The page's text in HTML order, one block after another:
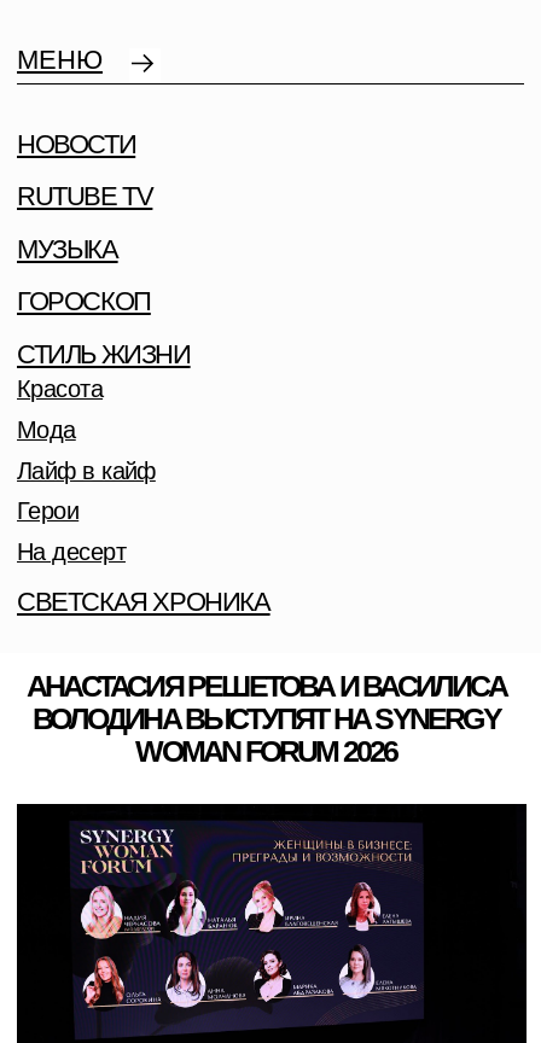
RUTUBE TV
СТИЛЬ ЖИЗНИ
Мода
Герои
На десерт
CВЕТСКАЯ ХРОНИКА
ГОРОСКОП
АНАСТАСИЯ РЕШЕТОВА И ВАСИЛИСА
ВОЛОДИНА ВЫСТУПЯТ НА SYNERGY
ШКОЛА БИЗНЕСА «СИНЕРГИЯ» ПРОВЕДЁТ
SYNERGY WOMAN FORUM 2026 — МАСШТАБНОЕ
СОБЫТИЕ ДЛЯ ЖЕНЩИН, СТРЕМЯЩИХСЯ К
ПРОФЕССИОНАЛЬНОМУ РАЗВИТИЮ, ГАРМОНИИ В
ЖИЗНИ И ПОИСКУ НОВЫХ ВОЗМОЖНОСТЕЙ.
МЕРОПРИЯТИЕ ПРОЙДЕТ 30 ИЮНЯ В ОТЕЛЕ
SOLUXE. ОЖИДАЕТСЯ БОЛЕЕ 500 УЧАСТНИЦ, 35
ЭКСПОНЕНТОВ И СВЫШЕ 40 СПИКЕРОВ. ЦЕЛЬ
МЕРОПРИЯТИЯ — ДАТЬ ЖЕНЩИНАМ
ВОЗМОЖНОСТЬ ПОДЕЛИТЬСЯ ОПЫТОМ,
НАЛАДИТЬ ДЕЛОВЫЕ КОНТАКТЫ И ОБСУДИТЬ
СПОСОБЫ ЗАРАБОТКА, РАЗВИТИЯ И
ПОВЫШЕНИЯ БЛАГОСОСТОЯНИЯ.